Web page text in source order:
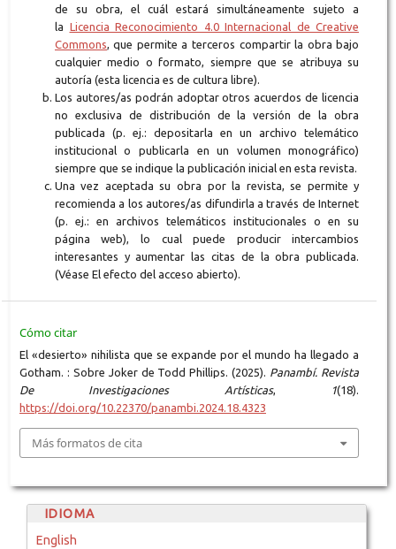
de su obra, el cuál estará simultáneamente sujeto a
la Licencia Reconocimiento 4.0 Internacional de Creative
Commons , que permite a terceros compartir la obra bajo
cualquier medio o formato, siempre que se atribuya su
autoría (esta licencia es de cultura libre).
Los autores/as podrán adoptar otros acuerdos de licencia
no exclusiva de distribución de la versión de la obra
publicada (p. ej.: depositarla en un archivo telemático
institucional o publicarla en un volumen monográfico)
siempre que se indique la publicación inicial en esta revista.
Una vez aceptada su obra por la revista, se permite y
recomienda a los autores/as difundirla a través de Internet
(p. ej.: en archivos telemáticos institucionales o en su
página web), lo cual puede producir intercambios
interesantes y aumentar las citas de la obra publicada.
(Véase El efecto del acceso abierto).
Cómo citar
El «desierto» nihilista que se expande por el mundo ha llegado a
Gotham. : Sobre Joker de Todd Phillips. (2025). Panambí. Revista
De Investigaciones Artísticas, 1(18).
https://doi.org/10.22370/panambi.2024.18.4323
Más formatos de cita
IDIOMA
English